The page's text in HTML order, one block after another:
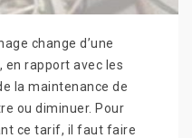
change d’une
rapport avec les
la maintenance de
ou diminuer. Pour
ce tarif, il faut faire